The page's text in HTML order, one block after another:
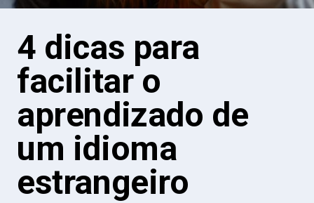
4 dicas para
facilitar o
aprendizado de
um idioma
estrangeiro